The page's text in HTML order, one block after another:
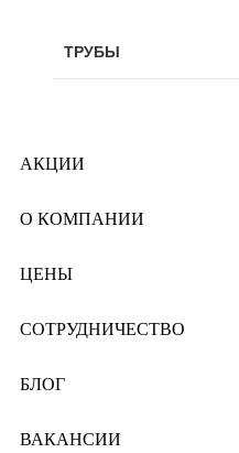
ТРУБЫ
АКЦИИ
О КОМПАНИИ
ЦЕНЫ
СОТРУДНИЧЕСТВО
БЛОГ
ВАКАНСИИ